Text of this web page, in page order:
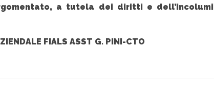
a tutela dei diritti e
FIALS ASST G. PINI-CTO